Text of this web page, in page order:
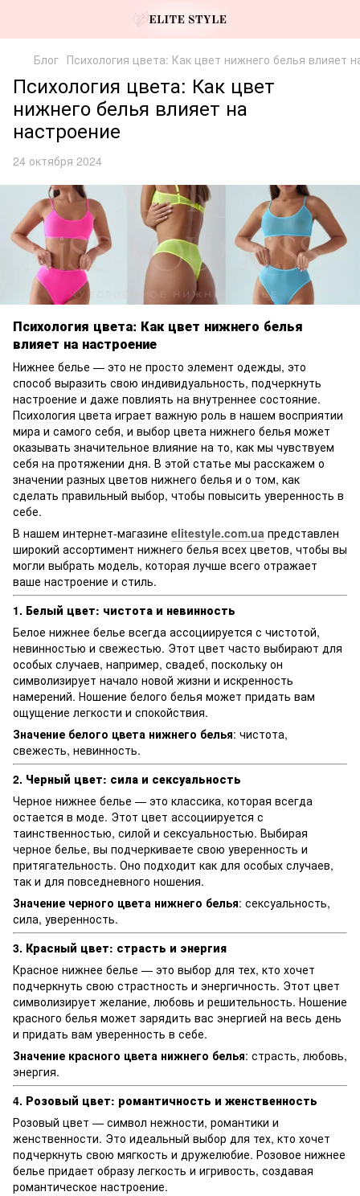
Блог Психология цвета: Как цвет нижнего белья влияет
Психология цвета: Как цвет
нижнего белья влияет на
настроение
24 октября 2024
Психология цвета: Как цвет нижнего белья
влияет на настроение
Нижнее белье — это не просто элемент одежды, это
способ выразить свою индивидуальность, подчеркнуть
настроение и даже повлиять на внутреннее состояние.
Психология цвета играет важную роль в нашем восприятии
мира и самого себя, и выбор цвета нижнего белья может
оказывать значительное влияние на то, как мы чувствуем
себя на протяжении дня. В этой статье мы расскажем о
значении разных цветов нижнего белья и о том, как
сделать правильный выбор, чтобы повысить уверенность в
себе.
В нашем интернет-магазине elitestyle.com.ua представлен
широкий ассортимент нижнего белья всех цветов, чтобы вы
могли выбрать модель, которая лучше всего отражает
ваше настроение и стиль.
1. Белый цвет: чистота и невинность
Белое нижнее белье всегда ассоциируется с чистотой,
невинностью и свежестью. Этот цвет часто выбирают для
особых случаев, например, свадеб, поскольку он
символизирует начало новой жизни и искренность
намерений. Ношение белого белья может придать вам
ощущение легкости и спокойствия.
Значение белого цвета нижнего белья: чистота,
свежесть, невинность.
2. Черный цвет: сила и сексуальность
Черное нижнее белье — это классика, которая всегда
остается в моде. Этот цвет ассоциируется с
таинственностью, силой и сексуальностью. Выбирая
черное белье, вы подчеркиваете свою уверенность и
притягательность. Оно подходит как для особых случаев,
так и для повседневного ношения.
Значение черного цвета нижнего белья: сексуальность,
сила, уверенность.
3. Красный цвет: страсть и энергия
Красное нижнее белье — это выбор для тех, кто хочет
подчеркнуть свою страстность и энергичность. Этот цвет
символизирует желание, любовь и решительность. Ношение
красного белья может зарядить вас энергией на весь день
и придать вам уверенность в себе.
Значение красного цвета нижнего белья: страсть, любовь,
энергия.
4. Розовый цвет: романтичность и женственность
Розовый цвет — символ нежности, романтики и
женственности. Это идеальный выбор для тех, кто хочет
подчеркнуть свою мягкость и дружелюбие. Розовое нижнее
белье придает образу легкость и игривость, создавая
романтическое настроение.